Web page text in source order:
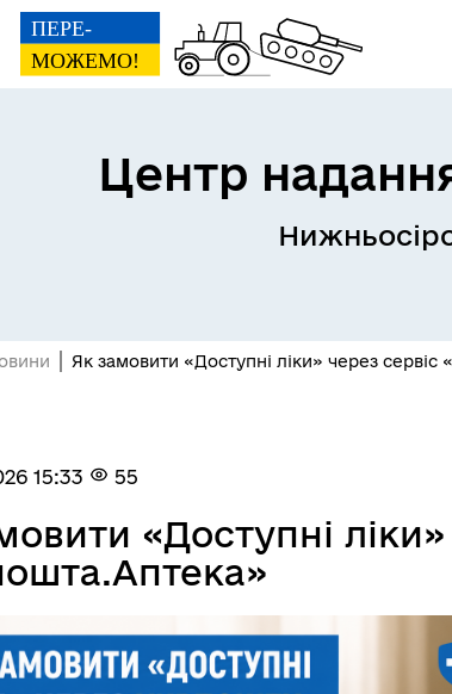
та їхнім родинам
для України
Центр
Як замовити «Доступні ліки» через
15:33 55
«Доступні